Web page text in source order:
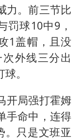
力。前三节比
罚球10中9，
1盖帽，且没
外线三分出
。
开局强打霍姆
手命中，连得
。只是文班亚